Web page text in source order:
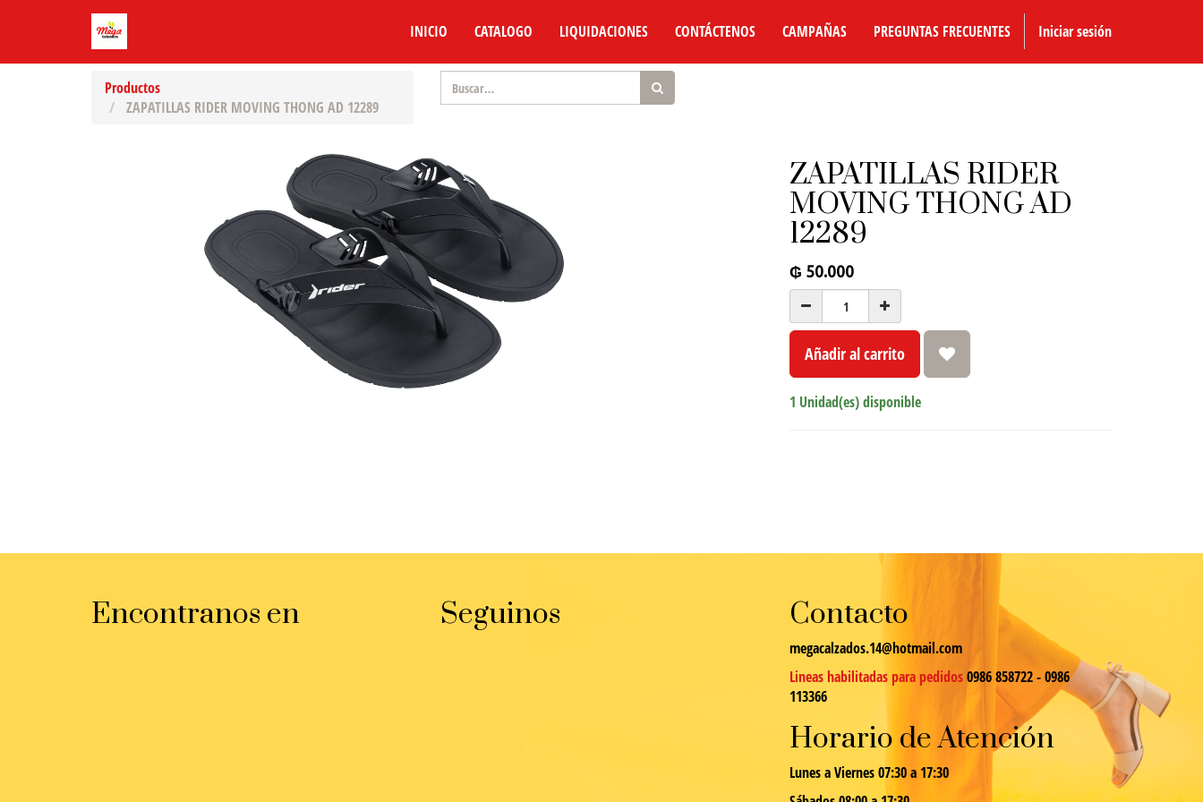
INICIO CATALOGO LIQUIDACIONES CONTÁCTENOS CAMPAÑAS PREGUNTAS FRECUENTES Iniciar sesión
Productos
ZAPATILLAS RIDER MOVING THONG AD 12289
ZAPATILLAS RIDER
MOVING THONG AD
12289
₲ 50.000
Añadir al carrito
1 Unidad(es) disponible
Encontranos en Seguinos Contacto
megacalzados.14@hotmail.com
Lineas habilitadas para pedidos0986 858722 - 0986
113366
Horario de Atención
Lunes a Viernes 07:30 a 17:30